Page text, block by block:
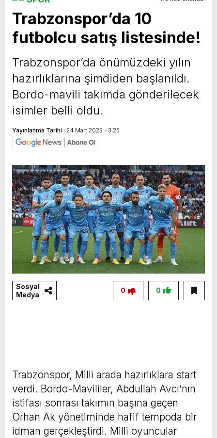
yeni özellikler belli oldu
Trabzonspor’da 10
futbolcu satış listesinde!
Trabzonspor’da önümüzdeki yılın
hazırlıklarına şimdiden başlanıldı.
Bordo-mavili takımda gönderilecek
isimler belli oldu.
Yayınlanma Tarihi : 24 Mart 2023 - 3:25
Sosyal
Medya
0
0
Trabzonspor, Milli arada hazırlıklara start
verdi. Bordo-Mavililer, Abdullah Avcı’nın
istifası sonrası takımın başına geçen
Orhan Ak yönetiminde hafif tempoda bir
idman gerçekleştirdi. Milli oyuncular